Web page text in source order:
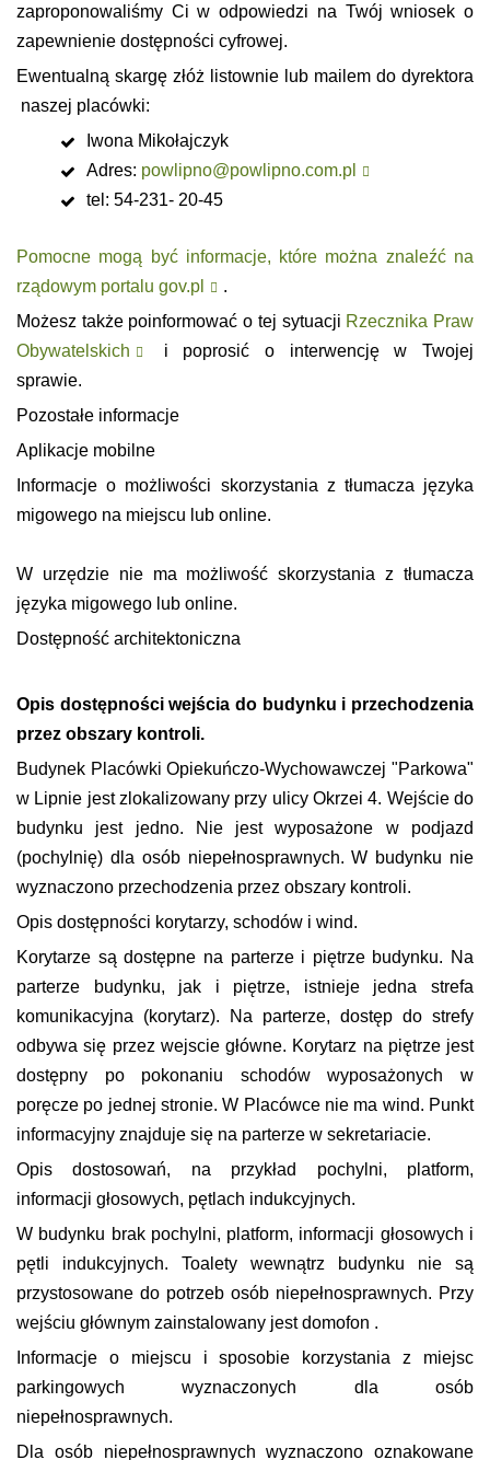
zaproponowaliśmy Ci w odpowiedzi na Twój wniosek o
zapewnienie dostępności cyfrowej.
Ewentualną skargę złóż listownie lub mailem do dyrektora
naszej placówki:
Iwona Mikołajczyk
Adres: powlipno@powlipno.com.pl
tel: 54-231- 20-45
Pomocne mogą być informacje, które można znaleźć na
rządowym portalu gov.pl
.
Możesz także poinformować o tej sytuacji Rzecznika Praw
Obywatelskich
i poprosić o interwencję w Twojej
sprawie.
Pozostałe informacje
Aplikacje mobilne
Informacje o możliwości skorzystania z tłumacza języka
migowego na miejscu lub online.
W urzędzie nie ma możliwość skorzystania z tłumacza
języka migowego lub online.
Dostępność architektoniczna
Opis dostępności wejścia do budynku i przechodzenia
przez obszary kontroli.
Budynek Placówki Opiekuńczo-Wychowawczej "Parkowa"
w Lipnie jest zlokalizowany przy ulicy Okrzei 4. Wejście do
budynku jest jedno. Nie jest wyposażone w podjazd
(pochylnię) dla osób niepełnosprawnych. W budynku nie
wyznaczono przechodzenia przez obszary kontroli.
Opis dostępności korytarzy, schodów i wind.
Korytarze są dostępne na parterze i piętrze budynku. Na
parterze budynku, jak i piętrze, istnieje jedna strefa
komunikacyjna (korytarz). Na parterze, dostęp do strefy
odbywa się przez wejscie główne. Korytarz na piętrze jest
dostępny po pokonaniu schodów wyposażonych w
poręcze po jednej stronie. W Placówce nie ma wind. Punkt
informacyjny znajduje się na parterze w sekretariacie.
Opis dostosowań, na przykład pochylni, platform,
informacji głosowych, pętlach indukcyjnych.
W budynku brak pochylni, platform, informacji głosowych i
pętli indukcyjnych. Toalety wewnątrz budynku nie są
przystosowane do potrzeb osób niepełnosprawnych. Przy
wejściu głównym zainstalowany jest domofon .
Informacje o miejscu i sposobie korzystania z miejsc
parkingowych wyznaczonych dla osób
niepełnosprawnych.
Dla osób niepełnosprawnych wyznaczono oznakowane